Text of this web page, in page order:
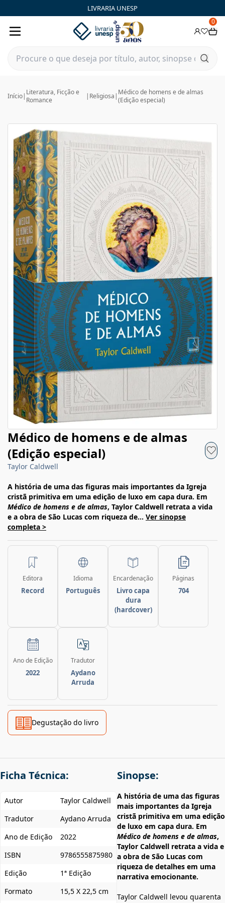
LIVRARIA UNESP
0
Início| Literatura, Ficção e
Romance
| Religiosa | Médico de homens e de almas
(Edição especial)
Médico de homens e de almas
(Edição especial)
Taylor Caldwell
A história de uma das figuras mais importantes da Igreja
cristã primitiva em uma edição de luxo em capa dura. Em
Médico de homens e de almas, Taylor Caldwell retrata a vida
e a obra de São Lucas com riqueza de... Ver sinopse
completa >
Editora
Record
Idioma
Português
Encardenação
Livro capa
dura
(hardcover)
Páginas
704
Ano de Edição
2022
Tradutor
Aydano
Arruda
Degustação do livro
Ficha Técnica:
Autor
Taylor Caldwell
Tradutor
Aydano Arruda
Ano de Edição
2022
ISBN
9786555875980
Edição
1ª Edição
Formato
15,5 X 22,5 cm
Sinopse:
A história de uma das figuras
mais importantes da Igreja
cristã primitiva em uma edição
de luxo em capa dura. Em
Médico de homens e de almas,
Taylor Caldwell retrata a vida e
a obra de São Lucas com
riqueza de detalhes em uma
narrativa emocionante.
Taylor Caldwell levou quarenta